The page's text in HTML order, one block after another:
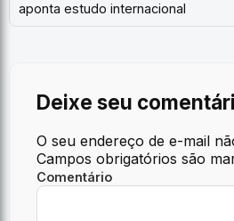
aponta estudo internacional
Deixe seu
O seu endereço de e-mail
Campos obrigatórios são
Comentário